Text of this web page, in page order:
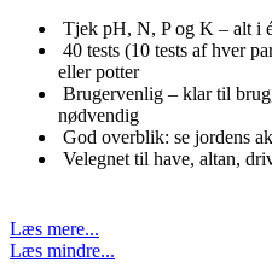
Tjek pH, N, P og K – alt i
40 tests (10 tests af hver
eller potter
Brugervenlig – klar til
nødvendig
God overblik: se jordens
Velegnet til have, altan,
Læs mere...
Læs mindre...